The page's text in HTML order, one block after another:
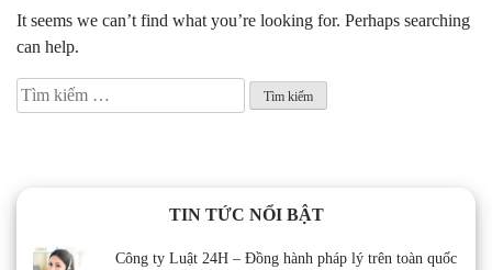
It seems we can’t find what you’re looking for. Perhaps searching
can help.
Tìm
kiếm
TIN TỨC NỔI BẬT
Công ty Luật 24H – Đồng hành pháp lý trên toàn quốc